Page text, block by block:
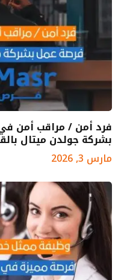
فرد أمن / مراقب أمن
بشركة جولدن ميتال
مارس 3, 2026